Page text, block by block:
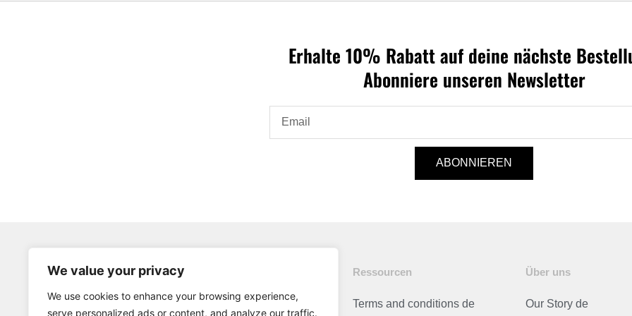
We value your privacy
We use cookies to enhance your browsing experience,
serve personalized ads or content, and analyze our traffic.
Erhalte 10% Rabatt auf deine nächste
Abonniere unseren Newsletter
ABONNIEREN
Ressourcen
Terms and conditions de
Über uns
Our Story de